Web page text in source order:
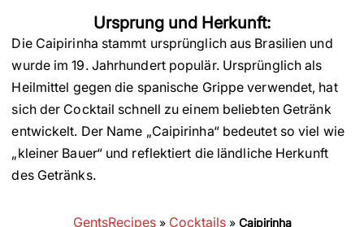
Ursprung und Herkunft:
Die Caipirinha stammt ursprünglich aus Brasilien und
wurde im 19. Jahrhundert populär. Ursprünglich als
Heilmittel gegen die spanische Grippe verwendet, hat
sich der Cocktail schnell zu einem beliebten Getränk
entwickelt. Der Name „Caipirinha“ bedeutet so viel wie
„kleiner Bauer“ und reflektiert die ländliche Herkunft
des Getränks.
GentsRecipes» Cocktails» Caipirinha